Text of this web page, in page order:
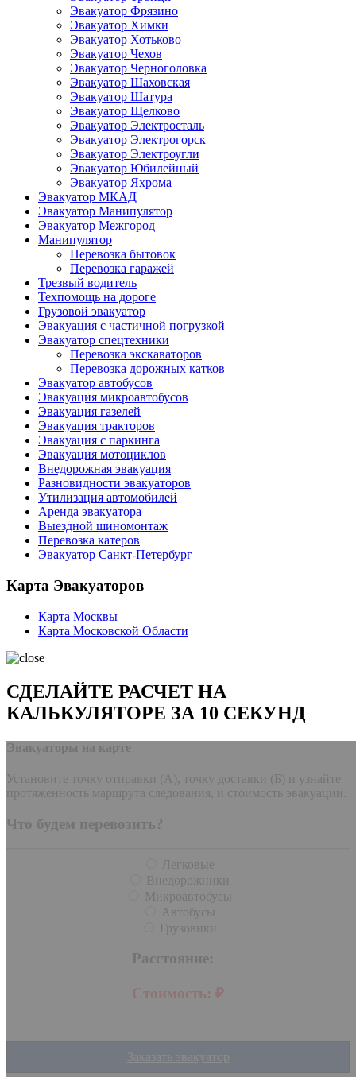
Эвакуатор Фрязино
Эвакуатор Химки
Эвакуатор Хотьково
Эвакуатор Чехов
Эвакуатор Черноголовка
Эвакуатор Шаховская
Эвакуатор Шатура
Эвакуатор Щелково
Эвакуатор Электросталь
Эвакуатор Электрогорск
Эвакуатор Электроугли
Эвакуатор Юбилейный
Эвакуатор Яхрома
Эвакуатор МКАД
Эвакуатор Манипулятор
Эвакуатор Межгород
Манипулятор
Перевозка бытовок
Перевозка гаражей
Трезвый водитель
Техпомощь на дороге
Грузовой эвакуатор
Эвакуация с частичной погрузкой
Эвакуатор спецтехники
Перевозка экскаваторов
Перевозка дорожных катков
Эвакуатор автобусов
Эвакуация микроавтобусов
Эвакуация газелей
Эвакуация тракторов
Эвакуация с паркинга
Эвакуация мотоциклов
Внедорожная эвакуация
Разновидности эвакуаторов
Утилизация автомобилей
Аренда эвакуатора
Выездной шиномонтаж
Перевозка катеров
Эвакуатор Санкт-Петербург
Карта Эвакуаторов
Карта Москвы
Карта Московской Области
СДЕЛАЙТЕ РАСЧЕТ НА
КАЛЬКУЛЯТОРЕ ЗА 10 СЕКУНД
Эвакуаторы на карте
Установите точку отправки (А), точку доставки (Б) и узнайте
протяженность маршрута следования, и стоимость эвакуации.
Что будем перевозить?
Легковые
Внедорожники
Микроавтобусы
Автобусы
Грузовики
Расстояние:
Стоимость: ₽
Заказать эвакуатор